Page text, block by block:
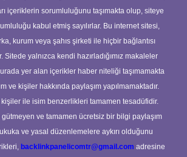
içeriklerin sorumluluğunu taşımakta olup, siteye
kabul etmiş sayılırlar. Bu internet sitesi,
kurum veya şahıs şirketi ile hiçbir bağlantısı
Sitede yalnızca kendi hazırladığımız makaleler
yer alan içerikler haber niteliği taşımamakta
ve kişiler hakkında paylaşım yapılmamaktadır.
ile isim benzerlikleri tamamen tesadüfidir.
gütmeyen ve tamamen ücretsiz bir bilgi paylaşım
ve yasal düzenlemelere aykırı olduğunu
backlinkpanelicomtr@gmail.com adresine